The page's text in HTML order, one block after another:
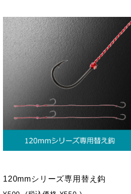
120mmシリーズ専用替え鈎